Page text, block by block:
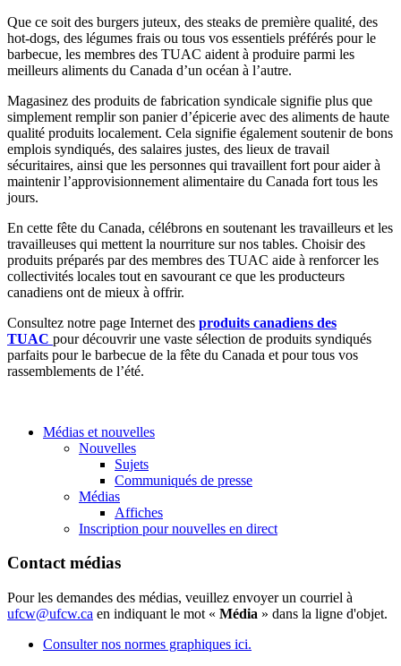
Que ce soit des burgers juteux, des steaks de première qualité, des
hot-dogs, des légumes frais ou tous vos essentiels préférés pour le
barbecue, les membres des TUAC aident à produire parmi les
meilleurs aliments du Canada d’un océan à l’autre.
Magasinez des produits de fabrication syndicale signifie plus que
simplement remplir son panier d’épicerie avec des aliments de haute
qualité produits localement. Cela signifie également soutenir de bons
emplois syndiqués, des salaires justes, des lieux de travail
sécuritaires, ainsi que les personnes qui travaillent fort pour aider à
maintenir l’approvisionnement alimentaire du Canada fort tous les
jours.
En cette fête du Canada, célébrons en soutenant les travailleurs et les
travailleuses qui mettent la nourriture sur nos tables. Choisir des
produits préparés par des membres des TUAC aide à renforcer les
collectivités locales tout en savourant ce que les producteurs
canadiens ont de mieux à offrir.
Consultez notre page Internet des produits canadiens des
TUAC pour découvrir une vaste sélection de produits syndiqués
parfaits pour le barbecue de la fête du Canada et pour tous vos
rassemblements de l’été.
Médias et nouvelles
Nouvelles
Sujets
Communiqués de presse
Médias
Affiches
Inscription pour nouvelles en direct
Contact médias
Pour les demandes des médias, veuillez envoyer un courriel à
ufcw@ufcw.ca en indiquant le mot « Média » dans la ligne d'objet.
Consulter nos normes graphiques ici.